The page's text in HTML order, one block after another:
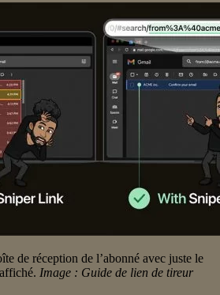
de réception de l’abonné avec juste le
Image : Guide de lien de tireur